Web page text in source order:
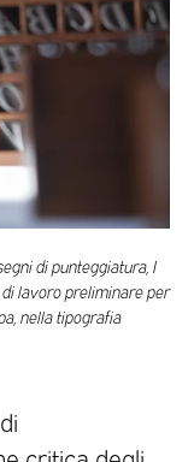
di punteggiatura, I
lavoro preliminare per
nella tipografia